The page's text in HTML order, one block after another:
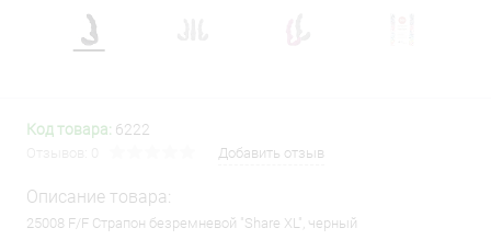
Код товара: 6222
Добавить отзыв
Описание товара:
25008 F/F Страпон безремневой "Share XL", черный